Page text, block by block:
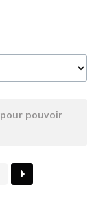
pour pouvoir